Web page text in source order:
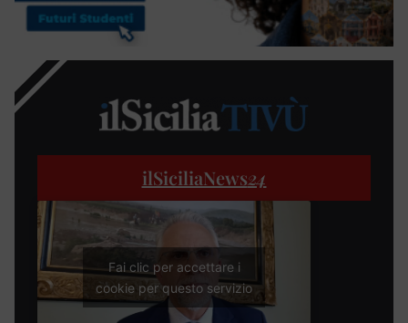
ilSiciliaNews24
Fai clic per accettare i
cookie per questo servizio